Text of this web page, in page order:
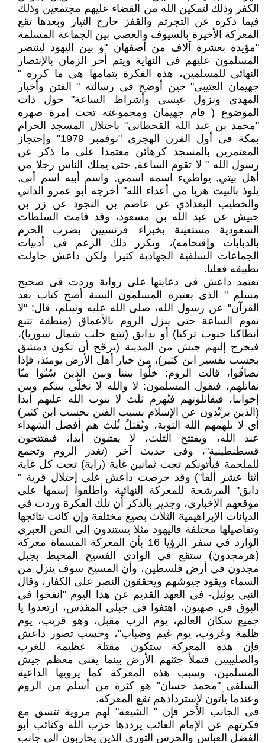
الكفر وذلك لتمكين الله من القضاء عليهم مجتمعين وذلك
فيما ذكره عن التجرثم والقفز خارج التيار وبعدها تقع
المعركة الأخيرة بالسيوف والعصى بين الجماعة المسلمة
"مؤيدة بعشرة آلاف من أصفهان "و بين اليهود لينتصر
المسلمون عليهم فى النهاية ويتم أخر الزمان بالإنتصار
النهائى للمسلمين، هذه الفكرة بتمامها هى ما كرره "
جهيمان العتيبى" حين أوضح فى رسالته " الفتن وأخبار
المهدى ونزول عيسى وأشراط الساعة" حول ذات
الموضوع ( قام جهيمان ومجموعته تحت إمرة صهره
"محمد بن عبد الله القحطانى" باحتلال المسجد الحرام
بمكة فى أول الفرن الهجرى "نوفمبر 1979" وإحتجاز
المعتمرين بالمسجد كرهائن معتمدا على ما ذكر عن
رسول الله " لا تقوم الساعة, حتى يملك الناس رجلا من
أهل بيتي, يواطيء اسمه اسمي, واسم أبيه اسم أبى,
يلوذ بالبيت هربا من أعداء الله" أخرجه أبو عمرو الداني
والخطيب البغدادي عن عاصم بن النجود عن زر بن
حبيش عن عبد الله بن مسعود، وقد قامت السلطات
السعودية مستعينة بخبراء فرنسيين بضرب الحرم
بالدبابات وإقتحامه)، وتكرر ذلك الزعم فى أدبيات
الجماعات السلفية الجهادية كثيرا ولكن داعش حاولت
تطبيقه فعليا.
تعتمد داعش فى دعايتها على رواية وردت فى صحيح
مسلم " الذى يعتبره المسلمون السنة أصح كتاب بعد
القرآن" عن رسول الله، صلى الله عليه وسلم، قال: "لا
تقوم الساعة حتى ينزل الروم بالأعماق (منطقة تتبع
أنطاكيا جنوب تركيا) أو بدابق (تتبع حلب شمال سوريا)،
فيخرج إليهم جيش من المدينة (يرجّح أن تكون دمشق
بحسب تفسير ابن كثير)، من خيار أهل الأرض يومئذ، فإذا
تصافّوا، قالت الروم: خلّوا بيننا وبين الذين سُبُوا منّا
نقاتلهم، فيقول المسلمون: لا والله لا نخلّي بينكم وبين
إخواننا، فيقاتلونهم فيُهزم ثلث لا يتوب الله عليهم أبدا
(الذين يرتّدون عن الإسلام بسبب الفتن بحسب ابن كثير)
أي لا يلهمهم الله التوبة، ويُقتلُ ثُلث هم أفضل الشهداء
عند الله، ويفتتح الثلث، لا يفتنون أبدا، فيفتتحون
قسطنطينية"، وفى حديث آخر (تغدر الروم وتجمع
للملحمة فيأتونكم تحت ثمانين غاية (راية) تحت كل غاية
اثنا عشر ألفا") وقد حرصت داعش على إحتلال قرية "
دابق" المرشحة للمعركة النهائية وأطلقوا إسمها على
موقعهم الإخبارى، وجدير بالذكر أن تلك الفكرة وردت فى
الديانات الإبراهيمية الثلاث بصيغ مختلفة وإن كانت نتائجها
وتفاصيلها مختلفة فاليهود مثلا يستندون إلى النص العبري
الوارد في سفر الرؤيا 16 بأن المعركة المسماة معركة
(هرمجدون) ستقع في الوادي الفسيح المحيط بجبل
مجدون في أرض فلسطين، وأن المسيح سوف ينزل من
السماء ويقود جيوشهم ويحققون النصر على الكفار، وقال
النبي يوئيل- في العهد القديم عن هذا اليوم "انفخوا في
البوق في صهيون، اهتفوا في جبلي المقدس، ارتعدوا يا
جميع سكان العالم، يوم الرب مقبل، وهو قريب، يوم
ظلمة وغروب، يوم غيم وضباب"، وحسب تصور داعش
فإن هذه المعركة ستكون مقتلة عظيمة للغرب
والصليبيين فتملأ جثثهم الأرض بينما يفنى معظم جيش
المسلمين، وسبب هذه المعركة كما يرويها الداعية
السلفى "محمد حسان" هو كثرة من أسلم من الروم
وعندما يأتون لإستردادهم تقع المعركة.
فى الجانب الآخر فإن " الشيعة" لهم مروية تتسق مع
فكرتهم عن الإمام الغائب يرددها حزب الله وكتائب أبو
الفضل العباس والحرس الثورى الذين يحاربون الى جانب